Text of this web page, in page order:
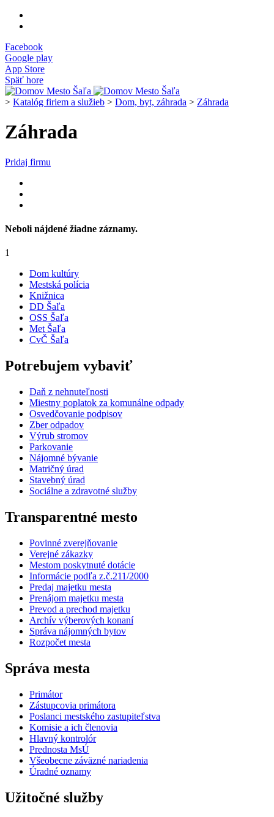
Facebook
Google play
App Store
Späť hore
> Katalóg firiem a služieb > Dom, byt, záhrada > Záhrada
Záhrada
Pridaj firmu
Neboli nájdené žiadne záznamy.
1
Dom kultúry
Mestská polícia
Knižnica
DD Šaľa
OSS Šaľa
Met Šaľa
CvČ Šaľa
Potrebujem vybaviť
Daň z nehnuteľnosti
Miestny poplatok za komunálne odpady
Osvedčovanie podpisov
Zber odpadov
Výrub stromov
Parkovanie
Nájomné bývanie
Matričný úrad
Stavebný úrad
Sociálne a zdravotné služby
Transparentné mesto
Povinné zverejňovanie
Verejné zákazky
Mestom poskytnuté dotácie
Informácie podľa z.č.211/2000
Predaj majetku mesta
Prenájom majetku mesta
Prevod a prechod majetku
Archív výberových konaní
Správa nájomných bytov
Rozpočet mesta
Správa mesta
Primátor
Zástupcovia primátora
Poslanci mestského zastupiteľstva
Komisie a ich členovia
Hlavný kontrolór
Prednosta MsÚ
Všeobecne záväzné nariadenia
Úradné oznamy
Užitočné služby